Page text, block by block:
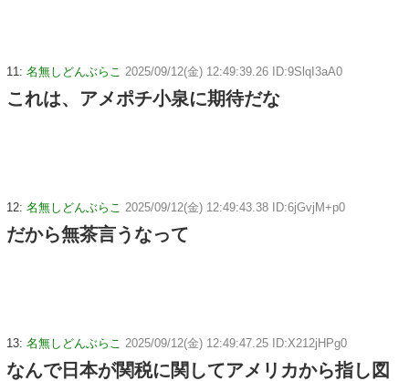
11: 名無しどんぶらこ 2025/09/12(金) 12:49:39.26 ID:9SlqI3aA0
これは、アメポチ小泉に期待だな
12: 名無しどんぶらこ 2025/09/12(金) 12:49:43.38 ID:6jGvjM+p0
だから無茶言うなって
13: 名無しどんぶらこ 2025/09/12(金) 12:49:47.25 ID:X212jHPg0
なんで日本が関税に関してアメリカから指し図